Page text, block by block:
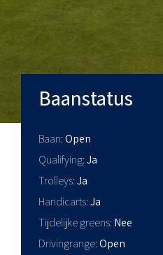
Baanstatus
Baan Open
Qualifying Ja
Trolleys Ja
Handicarts Ja
Tijdelijke greens Nee
Drivingrange Open